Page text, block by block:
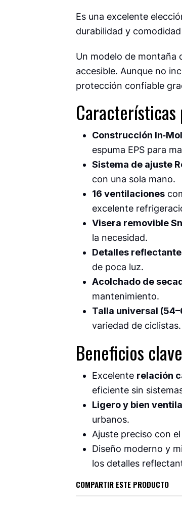
Es una excelente
durabilidad y
Un modelo de montaña
accesible. Aunque no
protección confiable
Construcción
espuma EPS para
Sistema de ajuste
con una sola mano.
16 ventilaciones
excelente
Visera removible
la necesidad.
Detalles
de poca luz.
Acolchado de
mantenimiento.
Talla universal
variedad de
Beneficios
Excelente relación
eficiente sin
Ligero y bien
urbanos.
Ajuste preciso con
Diseño moderno y
los detalles
COMPARTIR ESTE PRODUCTO